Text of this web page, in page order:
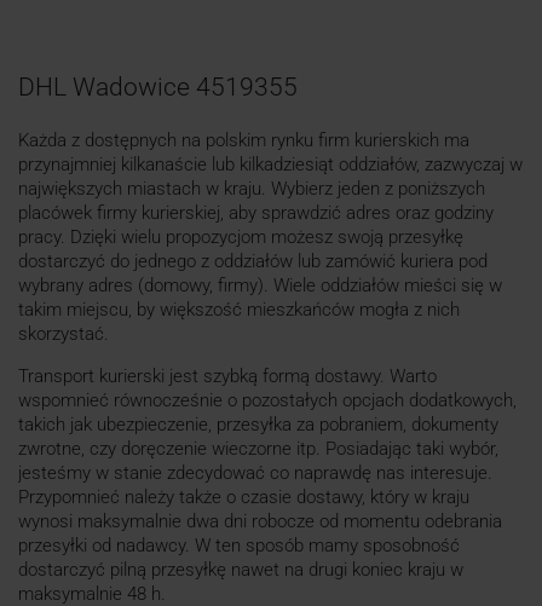
DHL Wadowice 4519355
Każda z dostępnych na polskim rynku firm kurierskich ma
przynajmniej kilkanaście lub kilkadziesiąt oddziałów, zazwyczaj w
największych miastach w kraju. Wybierz jeden z poniższych
placówek firmy kurierskiej, aby sprawdzić adres oraz godziny
pracy. Dzięki wielu propozycjom możesz swoją przesyłkę
dostarczyć do jednego z oddziałów lub zamówić kuriera pod
wybrany adres (domowy, firmy). Wiele oddziałów mieści się w
takim miejscu, by większość mieszkańców mogła z nich
skorzystać.
Transport kurierski jest szybką formą dostawy. Warto
wspomnieć równocześnie o pozostałych opcjach dodatkowych,
takich jak ubezpieczenie, przesyłka za pobraniem, dokumenty
zwrotne, czy doręczenie wieczorne itp. Posiadając taki wybór,
jesteśmy w stanie zdecydować co naprawdę nas interesuje.
Przypomnieć należy także o czasie dostawy, który w kraju
wynosi maksymalnie dwa dni robocze od momentu odebrania
przesyłki od nadawcy. W ten sposób mamy sposobność
dostarczyć pilną przesyłkę nawet na drugi koniec kraju w
maksymalnie 48 h.